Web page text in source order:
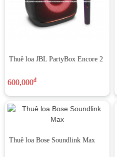
Thuê loa JBL PartyBox Encore 2
600,000đ
Thuê loa Bose Soundlink Max